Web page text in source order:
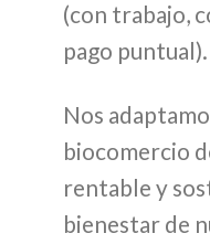
(con trabajo,
pago puntual).
Nos
biocomercio
rentable y
bienestar de